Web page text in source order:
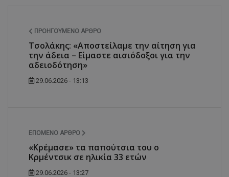
ΠΡΟΗΓΟΎΜΕΝΟ ΆΡΘΡΟ
Τσολάκης: «Αποστείλαμε την αίτηση για
την άδεια – Είμαστε αισιόδοξοι για την
αδειοδότηση»
29.06.2026 - 13:13
ΕΠΌΜΕΝΟ ΆΡΘΡΟ
«Κρέμασε» τα παπούτσια του ο
Κρμέντσικ σε ηλικία 33 ετών
29.06.2026 - 13:27